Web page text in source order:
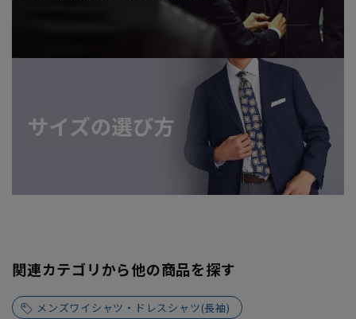
関連カテゴリから他の商品を探す
メンズワイシャツ・ドレスシャツ(長袖)